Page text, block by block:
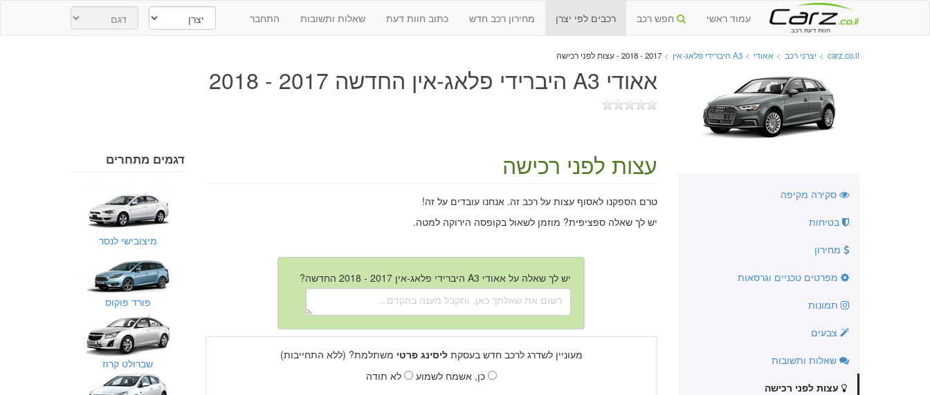
חוות דעת רכב
עמוד ראשי חפש רכב רכבים לפי יצרן מחירון רכב חדש כתוב חוות דעת שאלות ותשובות התחבר
carz.co.il
> יצרני רכב > אאודי > A3 היברידי פלאג-אין > 2017 - 2018 - עצות לפני רכישה
אאודי A3 היברידי פלאג-אין החדשה 2017 - 2018
סקירה מקיפה
בטיחות
מחירון
מפרטים טכניים וגרסאות
תמונות
צבעים
שאלות ותשובות
עצות לפני רכישה
עצות לפני רכישה
טרם הספקנו לאסוף עצות על רכב זה. אנחנו עובדים על זה!
יש לך שאלה ספציפית? מוזמן לשאול בקופסה הירוקה למטה.
יש לך שאלה על אאודי A3 היברידי פלאג-אין 2017 - 2018 החדשה?
מעוניין לשדרג לרכב חדש בעסקתליסינג פרטי משתלמת? (ללא התחייבות)
כן, אשמח לשמוע
לא תודה
דגמים מתחרים
מיצובישי לנסר
פורד פוקוס
שברולט קרוז